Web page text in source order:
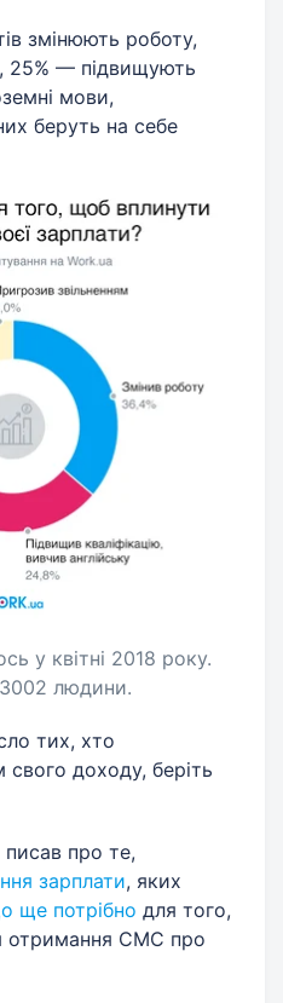
змінюють роботу,
25% — підвищують
мови,
беруть на себе
у квітні 2018 року.
людини.
тих, хто
свого доходу, беріть
про те,
зарплати, яких
ще потрібно для того,
отримання СМС про